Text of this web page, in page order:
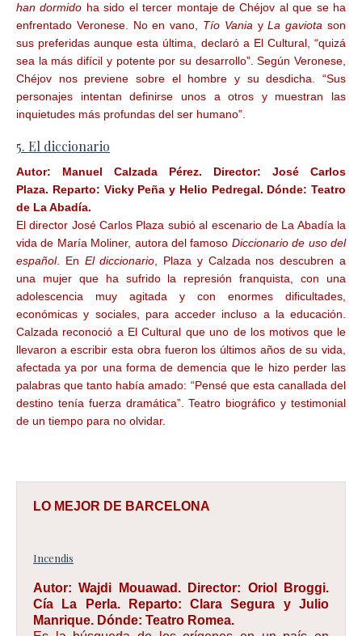
han dormido ha sido el tercer montaje de Chéjov al que se ha
enfrentado Veronese. No en vano, Tío Vania yLa gaviota son
sus preferidas aunque esta última, declaró a El Cultural, “quizá
sea la más difícil y potente por su desarrollo”. Según Veronese,
Chéjov nos previene sobre el hombre y su desdicha. “Sus
personajes intentan definirse unos a otros y muestran las
inquietudes más profundas del ser humano”.
5. El diccionario
Autor: Manuel Calzada Pérez. Director: José Carlos
Plaza. Reparto: Vicky Peña y Helio Pedregal. Dónde: Teatro
de La Abadía.
El director José Carlos Plaza subió al escenario de La Abadía la
vida de María Moliner, autora del famoso Diccionario de uso del
español. En El diccionario , Plaza y Calzada nos descubren a
una mujer que ha sufrido la represión franquista, con una
adolescencia muy agitada y con enormes dificultades,
económicas y sociales, para acceder incluso a la educación.
Calzada reconoció a El Cultural que uno de los motivos que le
llevaron a escribir esta obra fueron los últimos años de su vida,
afectada ya por una forma de demencia que le hizo perder las
palabras que tanto había amado: “Pensé que esta canallada del
destino tenía fuerza dramática”. Teatro biográfico y testimonial
de un tiempo para no olvidar.
LO MEJOR DE BARCELONA
Incendis
Autor: Wajdi Mouawad. Director: Oriol Broggi.
Cía La Perla.
Reparto: Clara Segura y Julio
Manrique. Dónde: Teatro Romea.